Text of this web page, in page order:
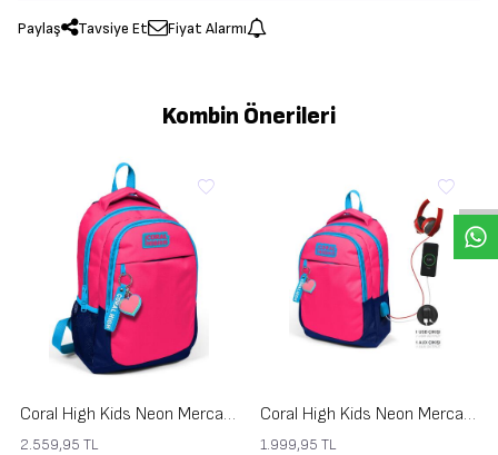
Paylaş Tavsiye Et Fiyat Alarmı
Kombin Önerileri
Coral High Kids Neon Mercan-Lacivert Üç Bölmeli Okul Sırt Çantası 14392
2.559,95 TL
Coral High Kids Neon Mercan Lacivert Üç Bölmeli USB'li Okul Sırt Çantası 24306
1.999,95 TL